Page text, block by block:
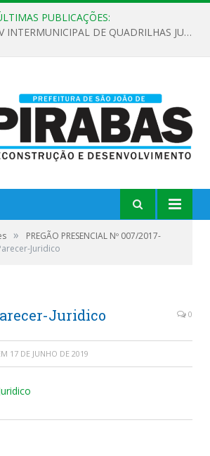
PUBLICAÇÕES:
PÚBLICO Nº 02/2026
»
PREGÃO PRESENCIAL Nº 007/2017-
Juridico
Juridico 0
17 DE JUNHO DE 2019